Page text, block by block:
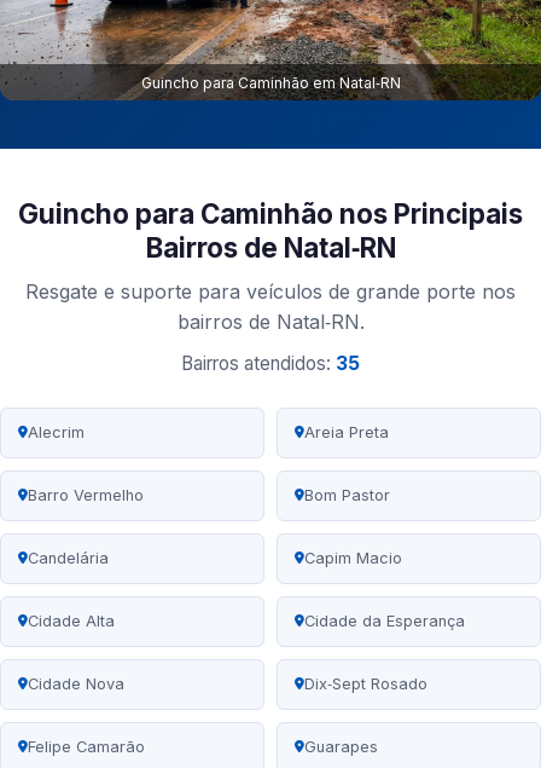
Guincho para Caminhão em Natal‑RN
Guincho para Caminhão nos Principais
Bairros de Natal‑RN
Resgate e suporte para veículos de grande porte nos
bairros de Natal‑RN.
Bairros atendidos: 35
Alecrim Areia Preta
Barro Vermelho Bom Pastor
Candelária Capim Macio
Cidade Alta Cidade da Esperança
Cidade Nova Dix‑Sept Rosado
Felipe Camarão Guarapes